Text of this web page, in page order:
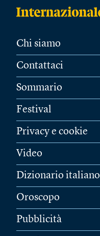
Chi siamo
Contattaci
Sommario
Festival
Privacy e cookie
Video
Dizionario italiano
Oroscopo
Pubblicità